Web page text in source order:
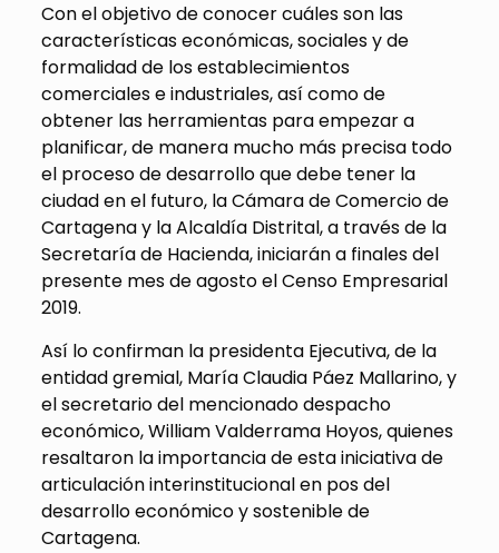
Con el objetivo de conocer cuáles son las
características económicas, sociales y de
formalidad de los establecimientos
comerciales e industriales, así como de
obtener las herramientas para empezar a
planificar, de manera mucho más precisa todo
el proceso de desarrollo que debe tener la
ciudad en el futuro, la Cámara de Comercio de
Cartagena y la Alcaldía Distrital, a través de la
Secretaría de Hacienda, iniciarán a finales del
presente mes de agosto el Censo Empresarial
2019.
Así lo confirman la presidenta Ejecutiva, de la
entidad gremial, María Claudia Páez Mallarino, y
el secretario del mencionado despacho
económico, William Valderrama Hoyos, quienes
resaltaron la importancia de esta iniciativa de
articulación interinstitucional en pos del
desarrollo económico y sostenible de
Cartagena.